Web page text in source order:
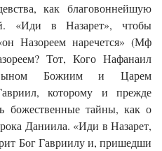
как благовоннейшую
«Иди в Назарет», чтобы
Назореем наречется» (Мф
Тот, Кого Нафанаил
Сыном Божиим и Царем
которому и прежде
божественные тайны, как о
Даниила. «Иди в Назарет,
Бог Гавриилу и, пришедши